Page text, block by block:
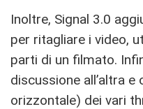
Inoltre, Signal 3.0
per ritagliare i video,
parti di un filmato.
discussione all’altra
orizzontale) dei vari